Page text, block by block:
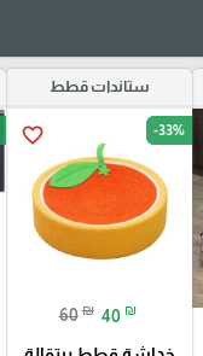
ستاندات قطط
favorite_border -33%
60 ₪ 40 ₪